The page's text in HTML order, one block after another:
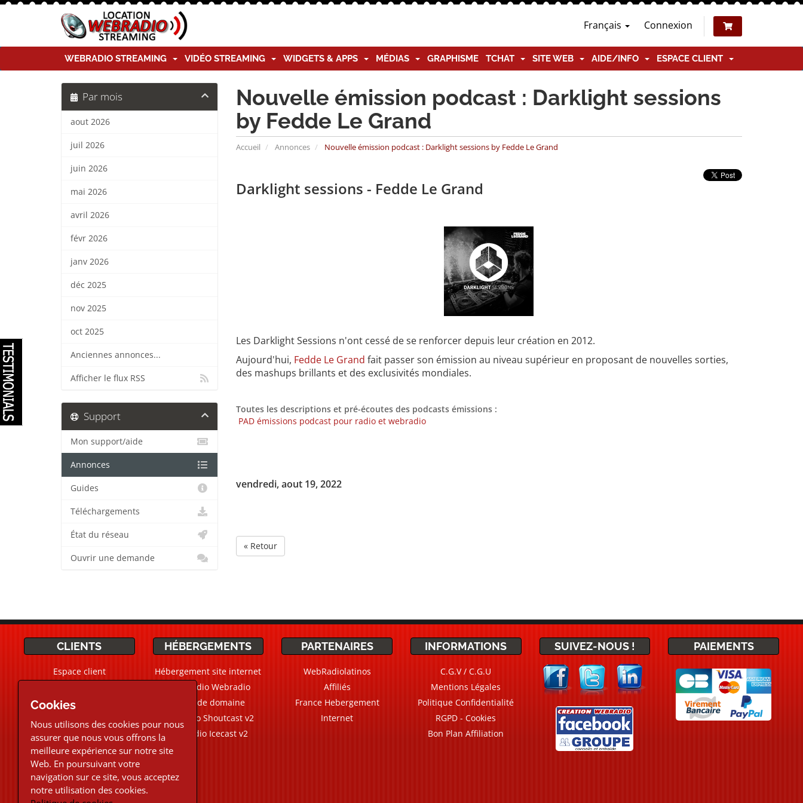
Français Connexion
WEBRADIO STREAMING VIDÉO STREAMING WIDGETS & APPS MÉDIAS GRAPHISME TCHAT SITE WEB AIDE/INFO ESPACE CLIENT
Nouvelle émission podcast : Darklight sessions
by Fedde Le Grand
Accueil Annonces Nouvelle émission podcast : Darklight sessions by Fedde Le Grand
Par mois
aout 2026
juil 2026
juin 2026
mai 2026
avril 2026
févr 2026
janv 2026
déc 2025
nov 2025
oct 2025
Anciennes annonces...
Afficher le flux RSS
Darklight sessions - Fedde Le Grand
Les Darklight Sessions n'ont cessé de se renforcer depuis leur création en 2012.
Aujourd'hui, Fedde Le Grand fait passer son émission au niveau supérieur en proposant de nouvelles sorties,
des mashups brillants et des exclusivités mondiales.
Toutes les descriptions et pré-écoutes des podcasts émissions :
PAD émissions podcast pour radio et webradio
vendredi, aout 19, 2022
« Retour
Support
Mon support/aide
Annonces
Guides
Téléchargements
État du réseau
Ouvrir une demande
CLIENTS
Espace client
Devis personnalisé
02.30.96.48.87
Téléphone et Live chat
du Lundi au Vendredi
HÉBERGEMENTS
Hébergement site internet
CMS Radio Webradio
Noms de domaine
Webradio Shoutcast v2
Webradio Icecast v2
PARTENAIRES
WebRadiolatinos
Affiliés
France Hebergement
Internet
INFORMATIONS
C.G.V / C.G.U
Mentions Légales
Politique Confidentialité
RGPD - Cookies
Bon Plan Affiliation
SUIVEZ-NOUS ! PAIEMENTS
Cookies
Nous utilisons des cookies pour nous
assurer que nous vous offrons la
meilleure expérience sur notre site
Web. En poursuivant votre
navigation sur ce site, vous acceptez
notre utilisation des cookies.